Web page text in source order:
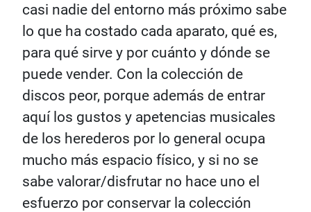
casi nadie del entorno más próximo sabe
lo que ha costado cada aparato, qué es,
para qué sirve y por cuánto y dónde se
puede vender. Con la colección de
discos peor, porque además de entrar
aquí los gustos y apetencias musicales
de los herederos por lo general ocupa
mucho más espacio físico, y si no se
sabe valorar/disfrutar no hace uno el
esfuerzo por conservar la colección